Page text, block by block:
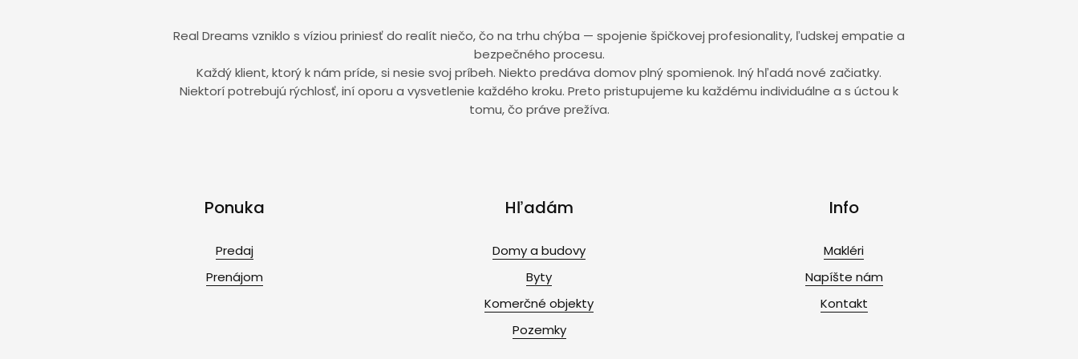
Real Dreams vzniklo s víziou priniesť do realít niečo, čo na trhu chýba — spojenie špičkovej profesionality, ľudskej empatie a
bezpečného procesu.
Každý klient, ktorý k nám príde, si nesie svoj príbeh. Niekto predáva domov plný spomienok. Iný hľadá nové začiatky.
Niektorí potrebujú rýchlosť, iní oporu a vysvetlenie každého kroku. Preto pristupujeme ku každému individuálne a s úctou k
tomu, čo práve prežíva.
Ponuka
Predaj
Prenájom
Hľadám
Domy a budovy
Byty
Komerčné objekty
Pozemky
Info
Makléri
Napíšte nám
Kontakt